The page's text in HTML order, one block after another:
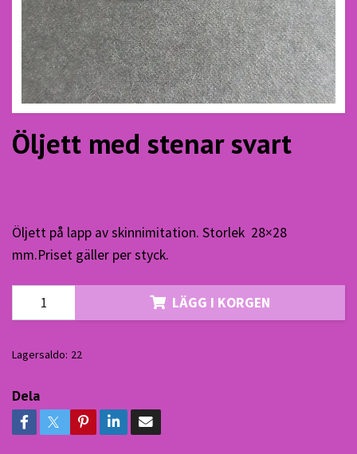
Öljett med stenar svart
Öljett på lapp av skinnimitation. Storlek 28×28
mm.Priset gäller per styck.
LÄGG I KORGEN
Lagersaldo: 22
Dela